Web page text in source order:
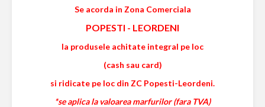
Se acorda in Zona Comerciala
POPESTI - LEORDENI
la produsele achitate integral pe loc
(cash sau card)
si ridicate pe loc din ZC Popesti-Leordeni.
*se aplica la valoarea marfurilor (fara TVA)